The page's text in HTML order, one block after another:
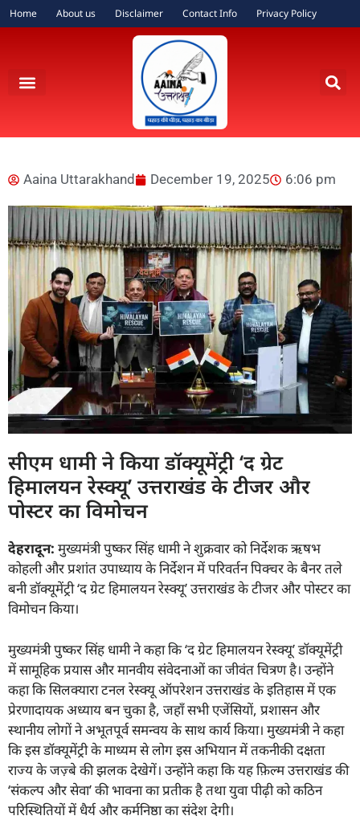
Home About us Disclaimer Contact Info Privacy Policy
Aaina Uttarakhand December 19, 2025 6:06 pm
सीएम धामी ने किया डॉक्यूमेंट्री ‘द ग्रेट
हिमालयन रेस्क्यू’ उत्तराखंड के टीजर और
पोस्टर का विमोचन
देहरादून: मुख्यमंत्री पुष्कर सिंह धामी ने शुक्रवार को निर्देशक ऋषभ
कोहली और प्रशांत उपाध्याय के निर्देशन में परिवर्तन पिक्चर के बैनर तले
बनी डॉक्यूमेंट्री ‘द ग्रेट हिमालयन रेस्क्यू’ उत्तराखंड के टीजर और पोस्टर का
विमोचन किया।
मुख्यमंत्री पुष्कर सिंह धामी ने कहा कि ‘द ग्रेट हिमालयन रेस्क्यू’ डॉक्यूमेंट्री
में सामूहिक प्रयास और मानवीय संवेदनाओं का जीवंत चित्रण है। उन्होंने
कहा कि सिलक्यारा टनल रेस्क्यू ऑपरेशन उत्तराखंड के इतिहास में एक
प्रेरणादायक अध्याय बन चुका है, जहाँ सभी एजेंसियों, प्रशासन और
स्थानीय लोगों ने अभूतपूर्व समन्वय के साथ कार्य किया। मुख्यमंत्री ने कहा
कि इस डॉक्यूमेंट्री के माध्यम से लोग इस अभियान में तकनीकी दक्षता
राज्य के जज़्बे की झलक देखेगें। उन्होंने कहा कि यह फ़िल्म उत्तराखंड की
‘संकल्प और सेवा’ की भावना का प्रतीक है तथा युवा पीढ़ी को कठिन
परिस्थितियों में धैर्य और कर्मनिष्ठा का संदेश देगी।